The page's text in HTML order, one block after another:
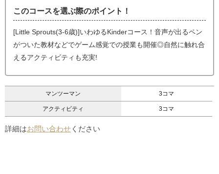
このコースを選ぶ際のポイント！
[Little Sprouts(3-6歳)]いわゆるKinderコース！音声が出るペン
がついた教材などでゲーム感覚での授業も開催◎自然に触れ合
えるアクティビティも充実!
マンツーマン 3コマ
アクティビティ 3コマ
詳細はお問い合わせ ください